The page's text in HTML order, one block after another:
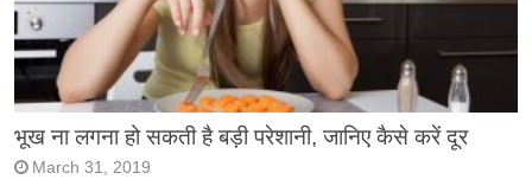
भूख ना लगना हो सकती है बड़ी परेशानी, जानिए कैसे करें दूर
March 31, 2019